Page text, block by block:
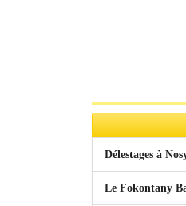
Délestages à
Le Fokontany